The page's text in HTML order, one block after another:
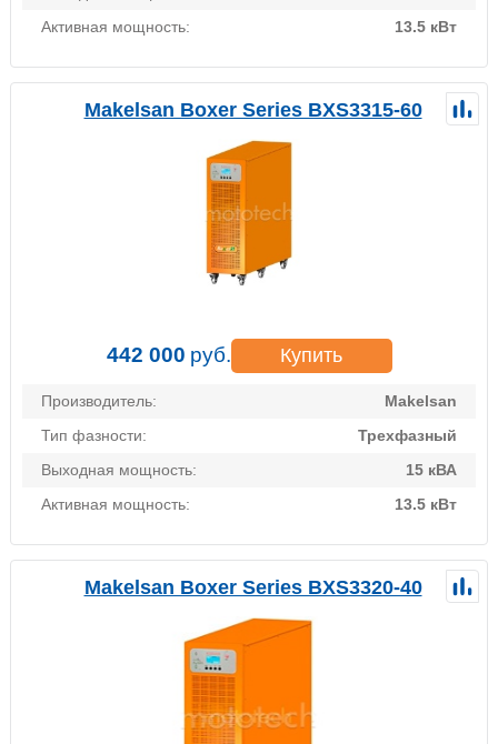
Активная мощность:
13.5 кВт
Makelsan Boxer Series BXS3315-60
442 000 руб. Купить
Производитель:
Makelsan
Тип фазности:
Трехфазный
Выходная мощность:
15 кВА
Активная мощность:
13.5 кВт
Makelsan Boxer Series BXS3320-40